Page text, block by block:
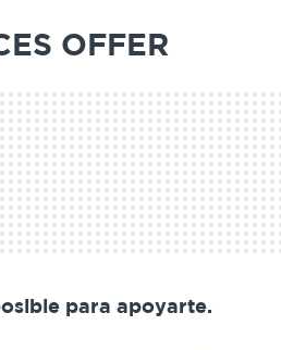
OFFER
para apoyarte.